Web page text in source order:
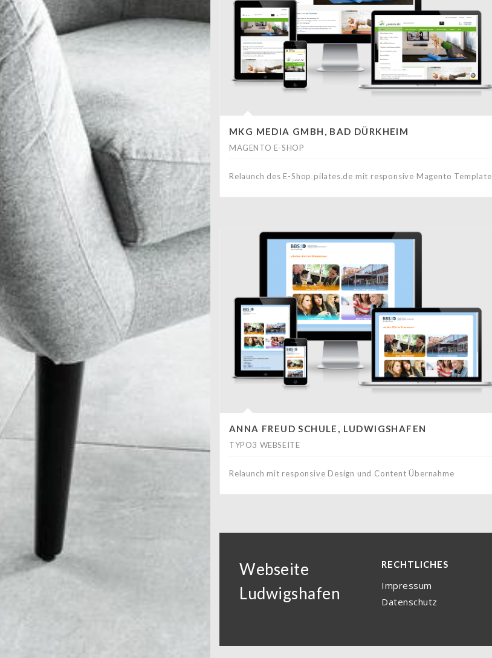
MKG MEDIA GMBH, BAD DÜRKHEIM
MAGENTO E-SHOP
Relaunch des E-Shop pilates.de mit responsive Magento Template
ANNA FREUD SCHULE, LUDWIGSHAFEN
TYPO3 WEBSEITE
Relaunch mit responsive Design und Content Übernahme
Webseite
Ludwigshafen
RECHTLICHES
Impressum
Datenschutz